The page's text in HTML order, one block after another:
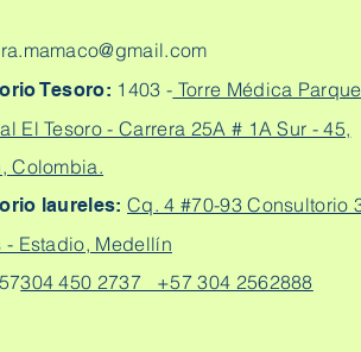
Tesoro: 1403 - Torre Médica Parque
El Tesoro - Carrera 25A # 1A Sur - 45,
Colombia.
laureles:Cq. 4 #70-93 Consultorio
- Estadio, Medellín
304 450 2737 +57 304 2562888